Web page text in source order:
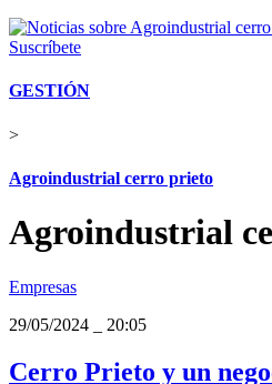
Suscríbete
GESTIÓN
>
Agroindustrial cerro prieto
Agroindustrial
Empresas
29/05/2024
20:05
Cerro Prieto y un